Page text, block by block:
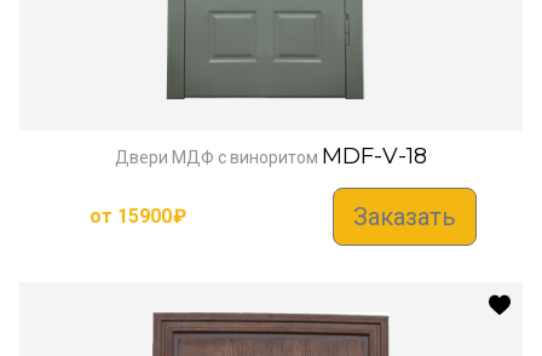
Двери МДФ с виноритом MDF-V-18
от 15900₽ Заказать